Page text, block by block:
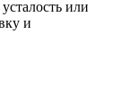
или
и